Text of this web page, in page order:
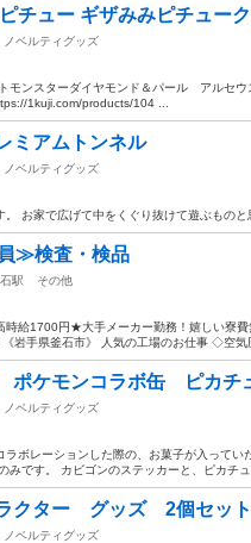
チュー ギザみみピチュー
ノベルティグッズ
モンスターダイヤモンド＆パール アルセ
1kuji.com/products/104 ...
アムトンネル
ノベルティグッズ
お家で広げて中をくぐり抜けて遊ぶものと
≫検査・検品
駅 その他
時給1700円★大手メーカー勤務！嬉しい寮
岩手県釜石市》 人気の工場のお仕事 ◇空気
ポケモンコラボ缶 ピカチ
ノベルティグッズ
ラボレーションした際の、お菓子が入って
みです。 カビゴンのステッカーと、ピカチュ
クター グッズ 2個セット
ノベルティグッズ